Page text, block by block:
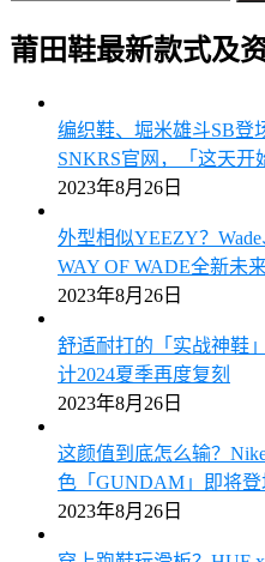
莆田鞋最新款式及
编织鞋、堀米雄斗SB登
SNKRS官网，「这天开
2023年8月26日
外型相似YEEZY？Wade
WAY OF WADE全新未
2023年8月26日
舒适耐打的「实战神鞋
计2024夏季再度复刻
2023年8月26日
这颜值到底怎么输？
色「GUNDAM」即将登
2023年8月26日